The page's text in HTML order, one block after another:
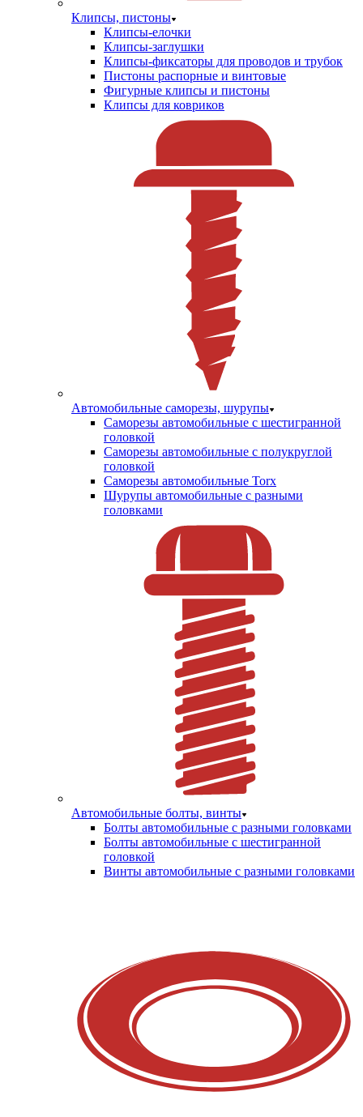
Клипсы, пистоны
Клипсы-елочки
Клипсы-заглушки
Клипсы-фиксаторы для проводов и трубок
Пистоны распорные и винтовые
Фигурные клипсы и пистоны
Клипсы для ковриков
Автомобильные саморезы, шурупы
Саморезы автомобильные с шестигранной
головкой
Саморезы автомобильные с полукруглой
головкой
Саморезы автомобильные Torx
Шурупы автомобильные с разными
головками
Автомобильные болты, винты
Болты автомобильные с разными головками
Болты автомобильные с шестигранной
головкой
Винты автомобильные с разными головками